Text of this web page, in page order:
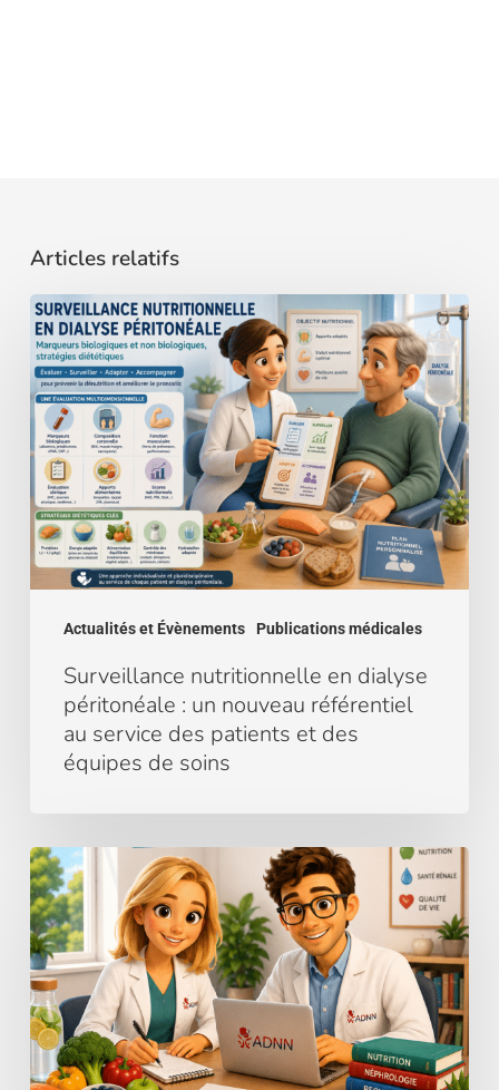
Articles relatifs
Actualités et Évènements Publications médicales
Surveillance
nutritionnelle
en
dialyse
péritonéale
:
un
nouveau
référentiel
au
service
patients
équipes
Surveillance nutritionnelle en dialyse
péritonéale : un nouveau référentiel
au service des patients et des
équipes de soins
Rejoignez
l’
ADNN
!